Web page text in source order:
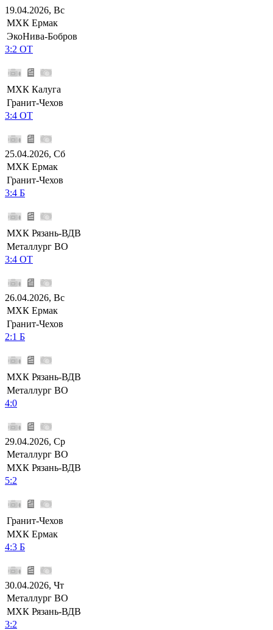
19.04.2026, Вс
МХК Ермак
ЭкоНива-Бобров
3:2 ОТ
МХК Калуга
Гранит-Чехов
3:4 ОТ
25.04.2026, Сб
МХК Ермак
Гранит-Чехов
3:4 Б
МХК Рязань-ВДВ
Металлург ВО
3:4 ОТ
26.04.2026, Вс
МХК Ермак
Гранит-Чехов
2:1 Б
МХК Рязань-ВДВ
Металлург ВО
4:0
29.04.2026, Ср
Металлург ВО
МХК Рязань-ВДВ
5:2
Гранит-Чехов
МХК Ермак
4:3 Б
30.04.2026, Чт
Металлург ВО
МХК Рязань-ВДВ
3:2